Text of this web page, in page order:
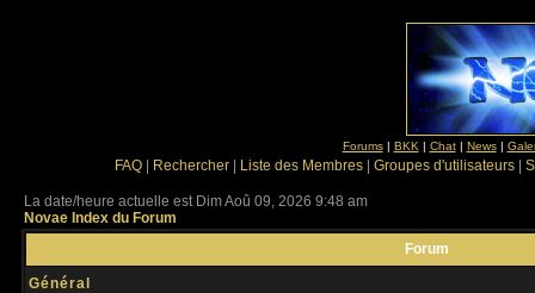
Forums| BKK | Chat| News|
FAQ Rechercher Liste des Membres Groupes d'utilisateurs
La date/heure actuelle est Dim Aoû 09, 2026 9:48 am
Novae Index du Forum
Forum
Général